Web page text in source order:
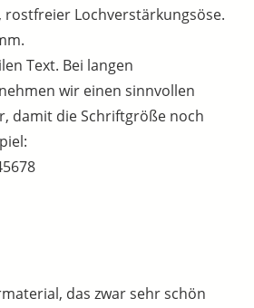
Lochverstärkungsöse.
Text. Bei langen
wir einen sinnvollen
damit die Schriftgröße noch
das zwar sehr schön